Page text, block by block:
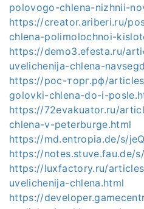
polovogo-chlena-nizhnii-
https://creator.ariberi.ru/
chlena-polimolochnoi-
https://demo3.efesta.ru/
uvelichenija-chlena-
https://рос-торг.рф/
golovki-chlena-do-i-
https://72evakuator.ru/
chlena-v-peterburge.html
https://md.entropia.de/s/
https://notes.stuve.fau.de/
https://luxfactory.ru/
uvelichenija-chlena.html
https://